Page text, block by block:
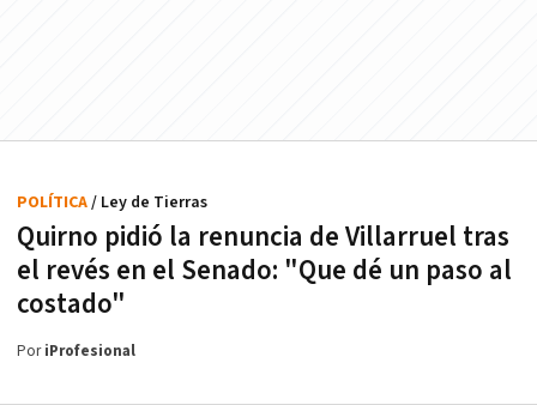
Quirno pidió la renuncia de Villarruel tras
el revés en el Senado: "Que dé un paso al
costado"
POLÍTICA/ Ley de Tierras
PoriProfesional